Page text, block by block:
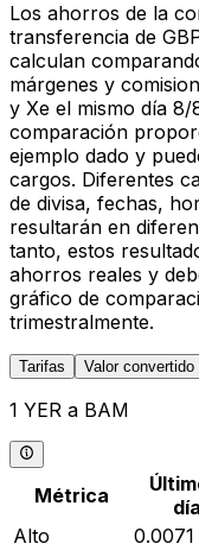
Los ahorros de la
transferencia de
calculan
márgenes y
y Xe el mismo día
comparación
ejemplo dado y
cargos. Diferentes
de divisa, fechas,
resultarán en
tanto, estos
ahorros reales y
gráfico de
trimestralmente.
Tarifas Valor convertido
1 YER a BAM
Métrica
Alto
0.0071